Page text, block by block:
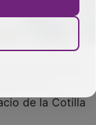
llenó
de la Cotilla